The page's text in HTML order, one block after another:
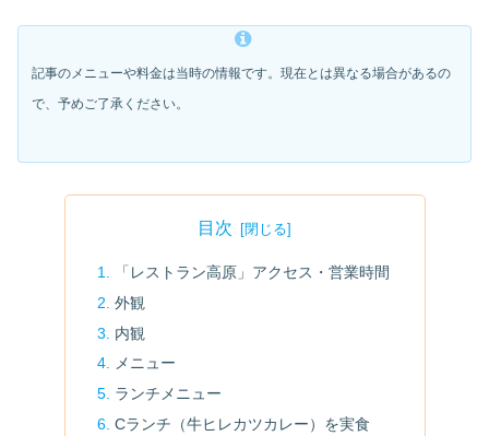
記事のメニューや料金は当時の情報です。現在とは異なる場合があるの
で、予めご了承ください。
目次
「レストラン高原」アクセス・営業時間
外観
内観
メニュー
ランチメニュー
Cランチ（牛ヒレカツカレー）を実食